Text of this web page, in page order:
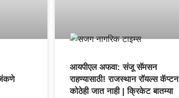
आयपीएल अफवा: संजू सॅमसन
राहण्यासाठी! राजस्थान रॉयल्स कॅप्टन
कोठेही जात नाही | क्रिकेट बातम्या